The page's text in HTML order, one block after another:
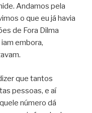
Andamos pela
o que eu já havia
de Fora Dilma
embora,
que tantos
pessoas, e aí
número dá